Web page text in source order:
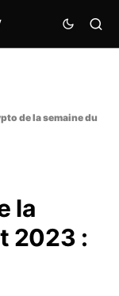
de la semaine du
la
2023 :